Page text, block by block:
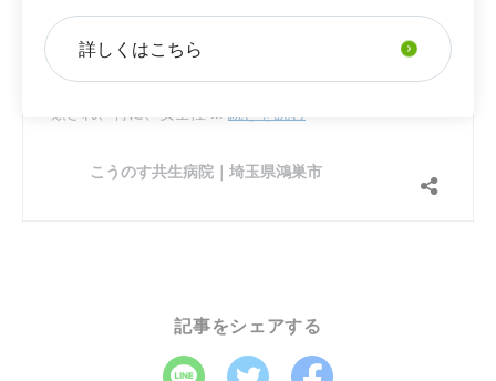
記事をシェアする
詳しくはこちら